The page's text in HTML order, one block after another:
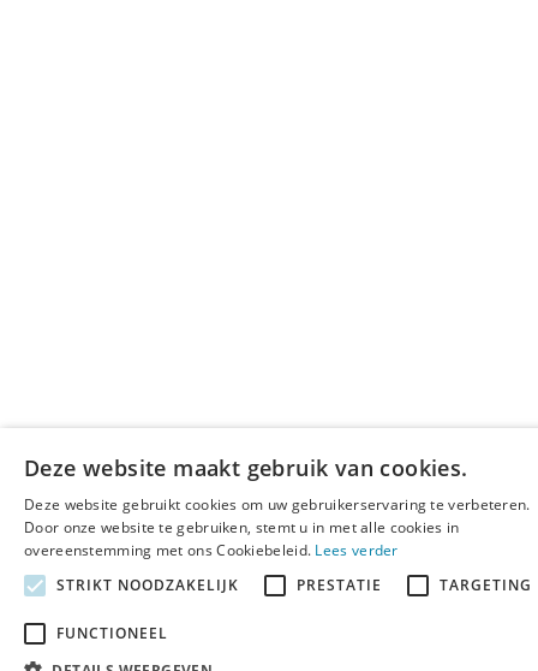
Deze website maakt gebruik van cookies.
Deze website gebruikt cookies om uw gebruikerservaring te verbeteren.
Door onze website te gebruiken, stemt u in met alle cookies in
overeenstemming met ons Cookiebeleid. Lees verder
STRIKT NOODZAKELIJK
PRESTATIE TARGETING
FUNCTIONEEL